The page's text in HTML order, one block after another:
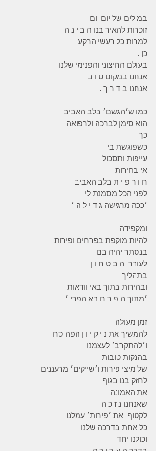
במילים של יום יום
זוכרות להאיר בנו ה ב י נ ה
למרות כל רעשי הרקע
כן .
בעולם החיצוני והפנימי שלנו
אנחנו במקום ט ו ב
אנחנו ב ד ר ך .
כמו ש׳הגשם׳ בלב האביב
הוא סימן לברכה ולרפואה
כך
כשפוגשת בי
עייפות ותסכול
אי בהירות
ח ו ר פ י ת בלב האביב
לפני הכל מסמנת לי
׳ככה מרגישה ג ד י ל ה ׳
ומקפידה
להיות מוקפת בפרחים ופירות
בנסתר יהיה בם
לעורר  ה ב ט ח ו ן
בתהליך
ובהירות בתוך באי וודאות
׳מתוך ה פ ר ח בא הפרי ׳
זמן מעולה
להמשיך את נ י ק י ו ן הפה סח
ו׳להתקרב׳ לעצמנו
בהנקות טובות
של מיצי פירות ו׳שייקים׳ מרעננים
לחזק בנו בגוף
את האמונה
שאנחנו נ ז כ ה
לקטוף  את ׳פירות׳ עמלנו
כל אחת בדרכה שלנו
וכולנו יחד